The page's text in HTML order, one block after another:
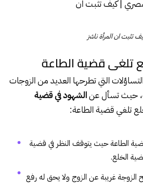
تثبت ان المرأة ناشز
تلغى قضية الطاعة
التي تطرحها العديد من الزوجات
حيث تسأل عنالشهود في قضية
تلغي قضية الطاعة:
الطاعة حيث يتوقف النظر في قضية
الخلع.
الزوجة غريبة عن الزوج ولا يحق له رفع